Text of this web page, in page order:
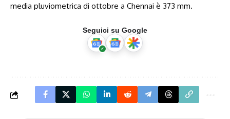
media pluviometrica di ottobre a Chennai è 373 mm.
Seguici su Google